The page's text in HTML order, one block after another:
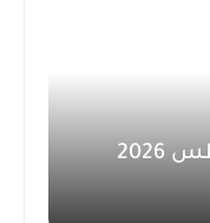
أبراج اليوم السبت 8 أغسطس 2026